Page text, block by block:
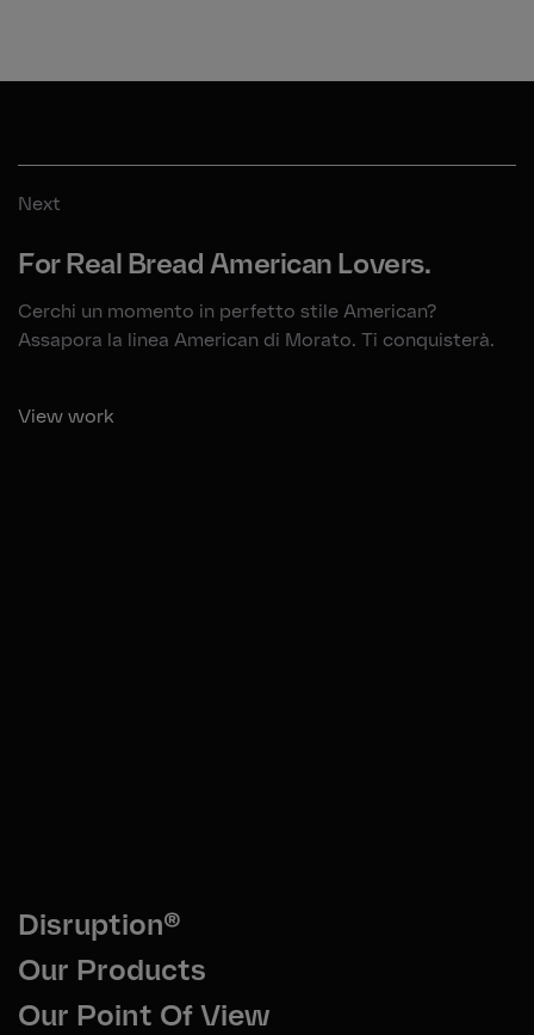
Next
For Real Bread American Lovers.
Cerchi un momento in perfetto stile American?
Assapora la linea American di Morato. Ti conquisterà.
View work
Disruption®
Our Products
Our Point Of View